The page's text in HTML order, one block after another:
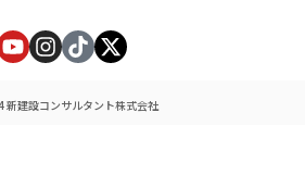
新建設コンサルタント株式会社